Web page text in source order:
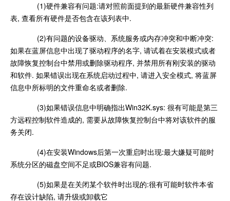
(1)硬件兼容有问题:请对照前面提到的最新硬件兼容性列
表, 查看所有硬件是否包含在该列表中.
(2)有问题的设备驱动、系统服务或内存冲突和中断冲突:
如果在蓝屏信息中出现了驱动程序的名字, 请试着在安装模式或者
故障恢复控制台中禁用或删除驱动程序, 并禁用所有刚安装的驱动
和软件. 如果错误出现在系统启动过程中, 请进入安全模式, 将蓝屏
信息中所标明的文件重命名或者删除.
(3)如果错误信息中明确指出Win32K.sys: 很有可能是第三
方远程控制软件造成的, 需要从故障恢复控制台中将对该软件的服
务关闭.
(4)在安装Windows后第一次重启时出现:最大嫌疑可能时
系统分区的磁盘空间不足或BIOS兼容有问题.
(5)如果是在关闭某个软件时出现的:很有可能时软件本省
存在设计缺陷, 请升级或卸载它